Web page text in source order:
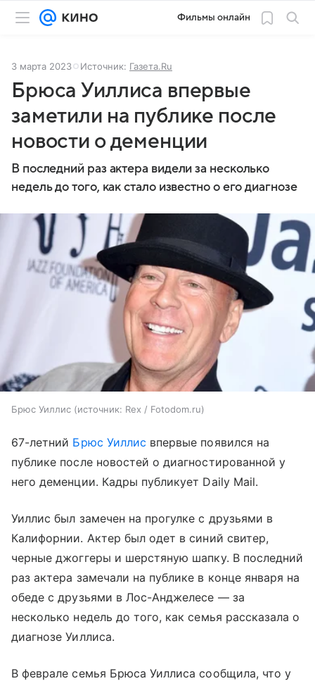
Фильмы онлайн
3 марта 2023 Источник: Газета.Ru
Брюса Уиллиса впервые
заметили на публике после
новости о деменции
В последний раз актера видели за несколько
недель до того, как стало известно о его диагнозе
Брюс Уиллис источник: Rex / Fotodom.ru
67-летний Брюс Уиллис впервые появился на
публике после новостей о диагностированной у
него деменции. Кадры публикует Daily Mail.
Уиллис был замечен на прогулке с друзьями в
Калифорнии. Актер был одет в синий свитер,
черные джоггеры и шерстяную шапку. В последний
раз актера замечали на публике в конце января на
обеде с друзьями в Лос-Анджелесе — за
несколько недель до того, как семья рассказала о
диагнозе Уиллиса.
В феврале семья Брюса Уиллиса сообщила, что у